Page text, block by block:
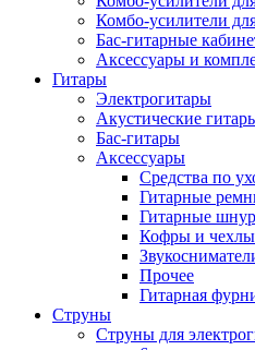
Комбо-усилители
Бас-гитарные
Аксессуары и
Гитары
Электрогитары
Акустические
Бас-гитары
Аксессуары
Средства по
Гитарные
Гитарные
Кофры и чехлы
Прочее
Гитарная
Струны
Струны для